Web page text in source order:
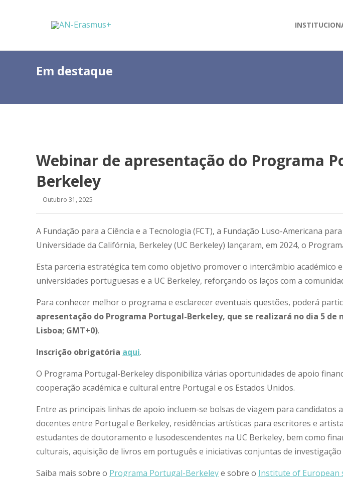
Em destaque
Webinar de apresentação do Programa
Berkeley
Outubro 31, 2025
A Fundação para a Ciência e a Tecnologia (FCT), a Fundação Luso-Americana
Universidade da Califórnia, Berkeley (UC Berkeley) lançaram, em 2024, o
Esta parceria estratégica tem como objetivo promover o intercâmbio académico
universidades portuguesas e a UC Berkeley, reforçando os laços com a
Para conhecer melhor o programa e esclarecer eventuais questões, poderá
apresentação do Programa Portugal-Berkeley, que se realizará no dia 5 de
Lisboa; GMT+0).
Inscrição obrigatória aqui.
O Programa Portugal-Berkeley disponibiliza várias oportunidades de apoio
cooperação académica e cultural entre Portugal e os Estados Unidos.
Entre as principais linhas de apoio incluem-se bolsas de viagem para candidatos
docentes entre Portugal e Berkeley, residências artísticas para escritores e
estudantes de doutoramento e lusodescendentes na UC Berkeley, bem como
culturais, aquisição de livros em português e iniciativas conjuntas de
Saiba mais sobre o Programa Portugal-Berkeleye sobre o Institute of European